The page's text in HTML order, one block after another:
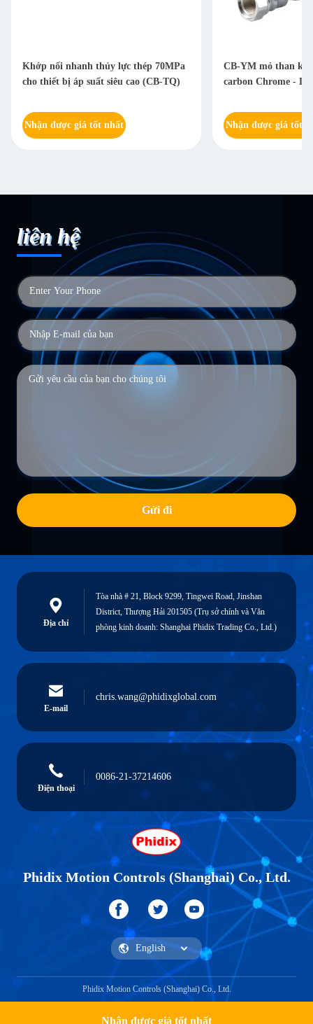
Nhận được giá tốt nhất
Khớp nối nhanh thủy lực thép 70MPa
cho thiết bị áp suất siêu cao (CB-TQ)
Nhận được giá tốt nhất
CB-YM mỏ than
carbon Chrome -
Nhận được giá tốt
liên hệ
Gửi đi
Địa chỉ
Tòa nhà # 21, Block 9299, Tingwei Road, Jinshan
District, Thượng Hải 201505 (Trụ sở chính và Văn
phòng kinh doanh: Shanghai Phidix Trading Co., Ltd.)
E-mail
chris.wang@phidixglobal.com
Điện thoại
0086-21-37214606
Phidix Motion Controls (Shanghai) Co., Ltd.
Phidix Motion Controls (Shanghai) Co., Ltd.